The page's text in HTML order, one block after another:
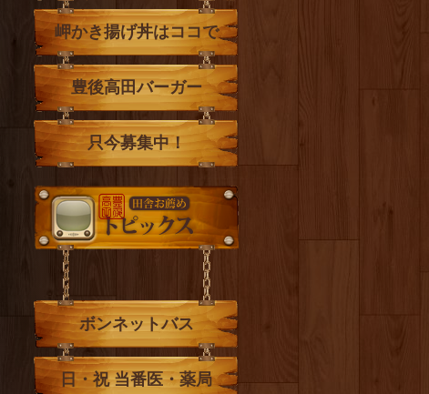
岬かき揚げ丼はココで
豊後高田バーガー
只今募集中！
ボンネットバス
日・祝 当番医・薬局